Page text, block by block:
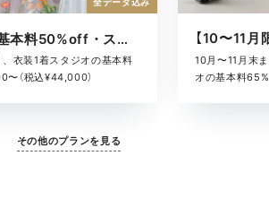
【7〜9月限定】基本料50%off・スタジオキャンペーン
衣装1着スタジオの基本料
（税込¥44,000）
10月〜11月末
オの基本料
その他のプランを見る